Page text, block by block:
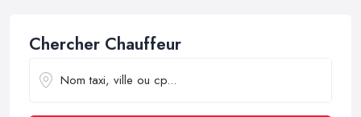
Chercher Chauffeur